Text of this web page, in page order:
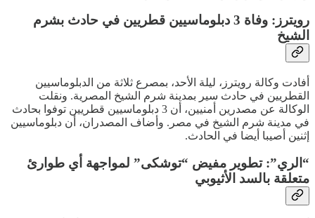
رويترز: وفاة 3 دبلوماسيين قطريين في حادث بشرم
الشيخ
أفادت وكالة رويترز، ليلة الأحد، بمصرع ثلاثة من الدبلوماسيين
القطريين في حادث سير بمدينة شرم الشيخ المصرية. ونقلت
الوكالة عن مصدرين أمنيين، أن 3 دبلوماسيين قطريين توفوا بحادث
في مدينة شرم الشيخ في مصر. وأضاف المصدران، أن دبلوماسيين
إثنين أصيبا أيضا في الحادث.
“الري”: تطوير مفيض “توشكى” لمواجهة أي طوارئ
متعلقة بالسد الأثيوبي